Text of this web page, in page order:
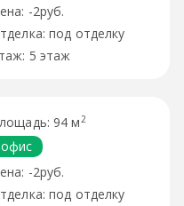
-2руб.
под отделку
5 этаж
94 м 2
офис
-2руб.
под отделку